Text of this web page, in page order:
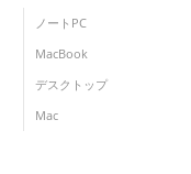
ノートPC
MacBook
デスクトップ
Mac